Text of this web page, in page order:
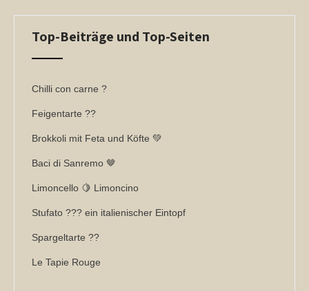
Top-Beiträge und Top-Seiten
Chilli con carne ?
Feigentarte ??
Brokkoli mit Feta und Köfte 💚
Baci di Sanremo 🤎
Limoncello 🍋 Limoncino
Stufato ??? ein italienischer Eintopf
Spargeltarte ??
Le Tapie Rouge